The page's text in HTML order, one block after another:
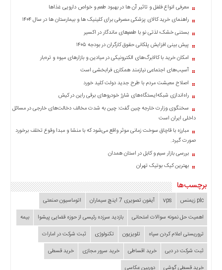
معرفی انواع فلفل و تاثیر آن ‌ها در بهبود طعم و خواص دارویی غذاها
راهنمای خرید کالای پزشکی مصرفی برای کلینیک ها و بیمارستان ها در سال ۱۴۰۴
بستنی خشک؛ لذتی نو با طعم‌های ماندگار در اکسیر
پیش بینی افزایش پلکانی حقوق کارگران در بودجه ۱۴۰۵
امکان خرید با کالابرگ‌های الکترونیکی در میادین و بازارهای میوه و تره‌بار
آسیب‌های اجتماعی نیازمند همکاری فرابخشی است
اصلاح معیشت مردم با طرح جدید دولت کلید خورد
راه‌اندازی شبکه‌ایستگاه‌های شارژ خودروهای برقی راین در کیش
سخنگوی وزارت خارجه چین گفت: چین به شدت مخالف دخالت‌های خارجی در مسائل
داخلی ایران است
مبارزه با قاچاق سوخت زمانی موثر واقع می‌شود که با منشا و مبدا وقوع تخلف برخورد
صورت گیرد.
بررسی بازار سیم و کابل در استان همدان
بهترین کیک بوتیک تهران
برچسب‌ها
plc زیمنس vps آیفون تصویری 7 اینچ سیماران
اتوماسیون صنعتی
اهمیت حل نمونه سوالات امتحانی
بازدید سرزده‌ رئیسی از حوزه قضایی ‌پیشوا
بیمه
تروریستی اعلام کردن سپاه
تلویزیون تکنولوژی
ثبت شرکت در امارات
ثبت شرکت در دبی
خرید اقساطی خرید سرور مجازی
خرید قسطی
خرید قسطی گوشی
دوربین عکاسی